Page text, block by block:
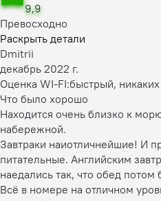
9,9
Превосходно
Раскрыть детали
Dmitrii
декабрь 2022 г.
Оценка WI-FI:быстрый,
Что было хорошо
Находится очень близко к
набережной.
Завтраки наиотличнейшие! И
питательные. Английским
наедались так, что обед
Всё в номере на отличном